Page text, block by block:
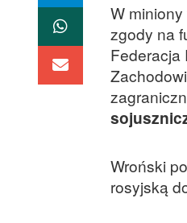
W
zgody na
Federacja
Wroński
rosyjską